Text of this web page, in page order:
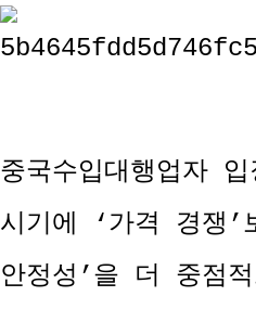
중국수입대행업자 입
시기에 ‘가격 경쟁’
안정성’을 더 중점